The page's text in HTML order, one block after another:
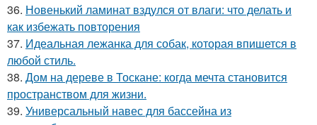
36. Новенький ламинат вздулся от влаги: что делать и
как избежать повторения
37. Идеальная лежанка для собак, которая впишется в
любой стиль.
38. Дом на дереве в Тоскане: когда мечта становится
пространством для жизни.
39. Универсальный навес для бассейна из